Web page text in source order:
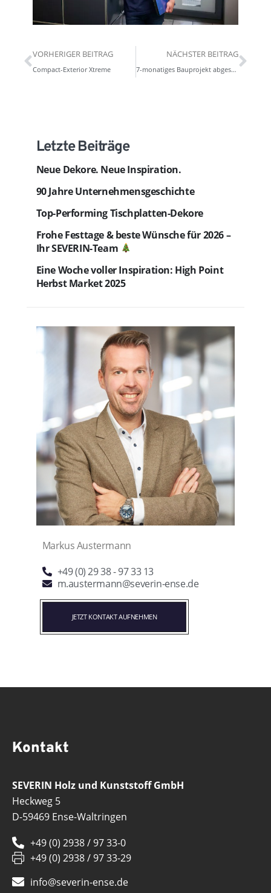
VORHERIGER BEITRAG
Compact-Exterior Xtreme
NÄCHSTER BEITRAG
7-monatiges Bauprojekt abgeschlossen
Letzte Beiträge
Neue Dekore. Neue Inspiration.
90 Jahre Unternehmensgeschichte
Top-Performing Tischplatten-Dekore
Frohe Festtage & beste Wünsche für 2026 –
Ihr SEVERIN-Team
Eine Woche voller Inspiration: High Point
Herbst Market 2025
Markus Austermann
+49 (0) 29 38 - 97 33 13
m.austermann@severin-ense.de
JETZT KONTAKT AUFNEHMEN
Kontakt
SEVERIN Holz und Kunststoff GmbH
Heckweg 5
D-59469 Ense-Waltringen
+49 (0) 2938 / 97 33-0
+49 (0) 2938 / 97 33-29
info@severin-ense.de